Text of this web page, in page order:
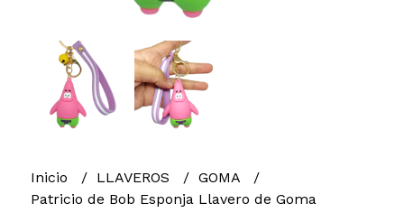
Inicio LLAVEROS
GOMA
Patricio de Bob Esponja Llavero de Goma